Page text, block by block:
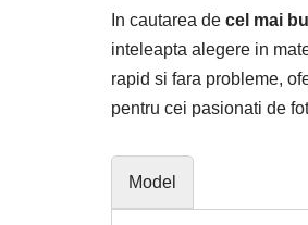
In cautarea de cel mai
inteleapta alegere in
rapid si fara probleme,
pentru cei pasionati de
Model